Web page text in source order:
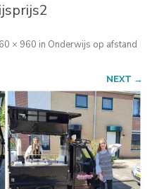
× 960 in Onderwijs op afstand
NEXT →